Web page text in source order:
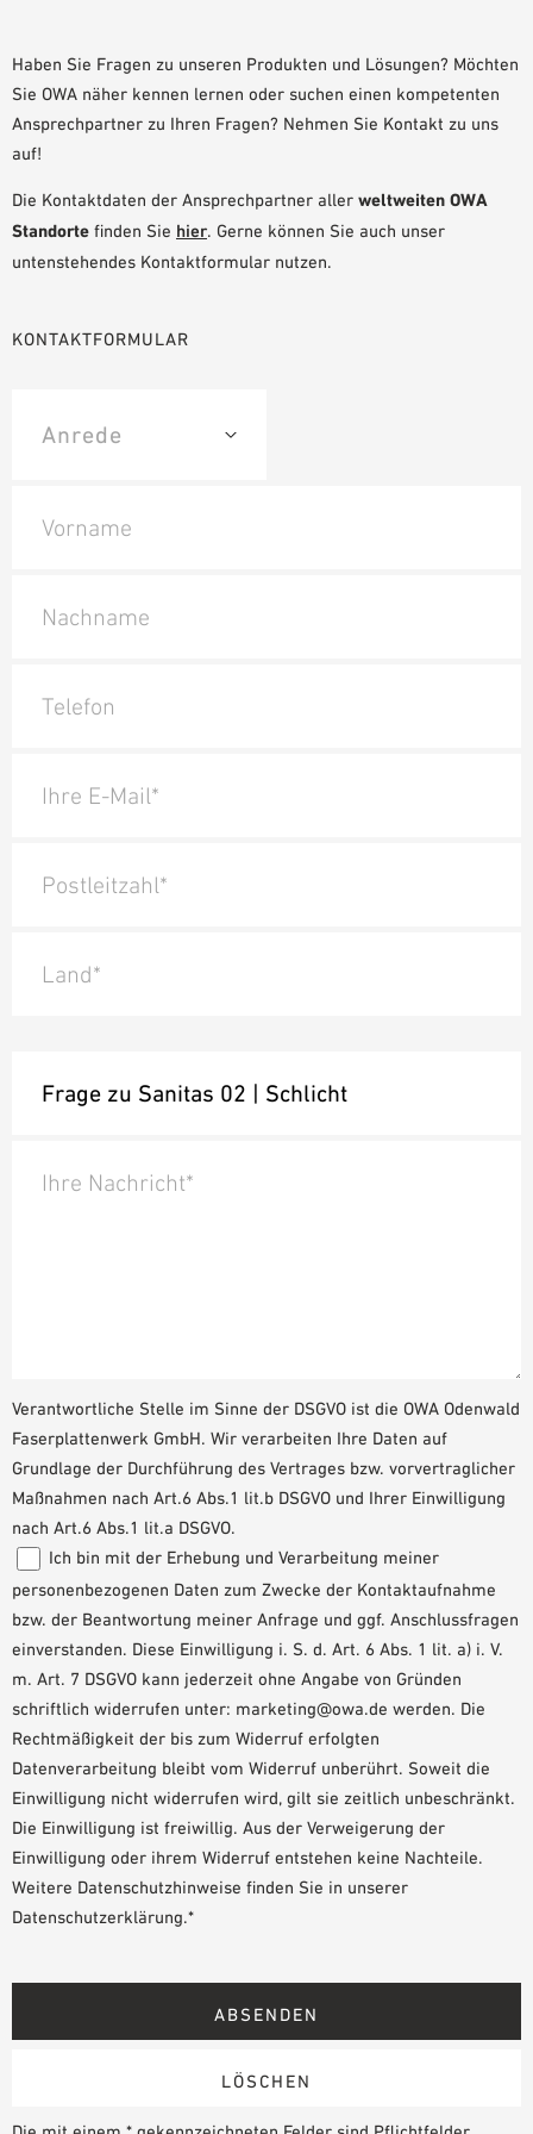
BIM/REVIT BIBLIOTHEK
VIDEOS
OWA-SCHULUNGEN
MUSTERBESTELLUNG
Haben Sie Fragen zu unseren Produkten und Lösungen? Möchten
Sie OWA näher kennen lernen oder suchen einen kompetenten
Ansprechpartner zu Ihren Fragen? Nehmen Sie Kontakt zu uns
auf!
Die Kontaktdaten der Ansprechpartner aller weltweiten OWA
Standorte finden Sie hier. Gerne können Sie auch unser
untenstehendes Kontaktformular nutzen.
KONTAKTFORMULAR
Vorname
Nachname
Telefon
Ihre E-Mail*
Postleitzahl*
Land*
Ihre Nachricht*
Verantwortliche Stelle im Sinne der DSGVO ist die OWA Odenwald
Faserplattenwerk GmbH. Wir verarbeiten Ihre Daten auf
Grundlage der Durchführung des Vertrages bzw. vorvertraglicher
Maßnahmen nach Art.6 Abs.1 lit.b DSGVO und Ihrer Einwilligung
nach Art.6 Abs.1 lit.a DSGVO.
Ich bin mit der Erhebung und Verarbeitung meiner
personenbezogenen Daten zum Zwecke der Kontaktaufnahme
bzw. der Beantwortung meiner Anfrage und ggf. Anschlussfragen
einverstanden. Diese Einwilligung i. S. d. Art. 6 Abs. 1 lit. a) i. V.
m. Art. 7 DSGVO kann jederzeit ohne Angabe von Gründen
schriftlich widerrufen unter: marketing@owa.de werden. Die
Rechtmäßigkeit der bis zum Widerruf erfolgten
Datenverarbeitung bleibt vom Widerruf unberührt. Soweit die
Einwilligung nicht widerrufen wird, gilt sie zeitlich unbeschränkt.
Die Einwilligung ist freiwillig. Aus der Verweigerung der
Einwilligung oder ihrem Widerruf entstehen keine Nachteile.
Weitere Datenschutzhinweise finden Sie in unserer
Datenschutzerklärung.*